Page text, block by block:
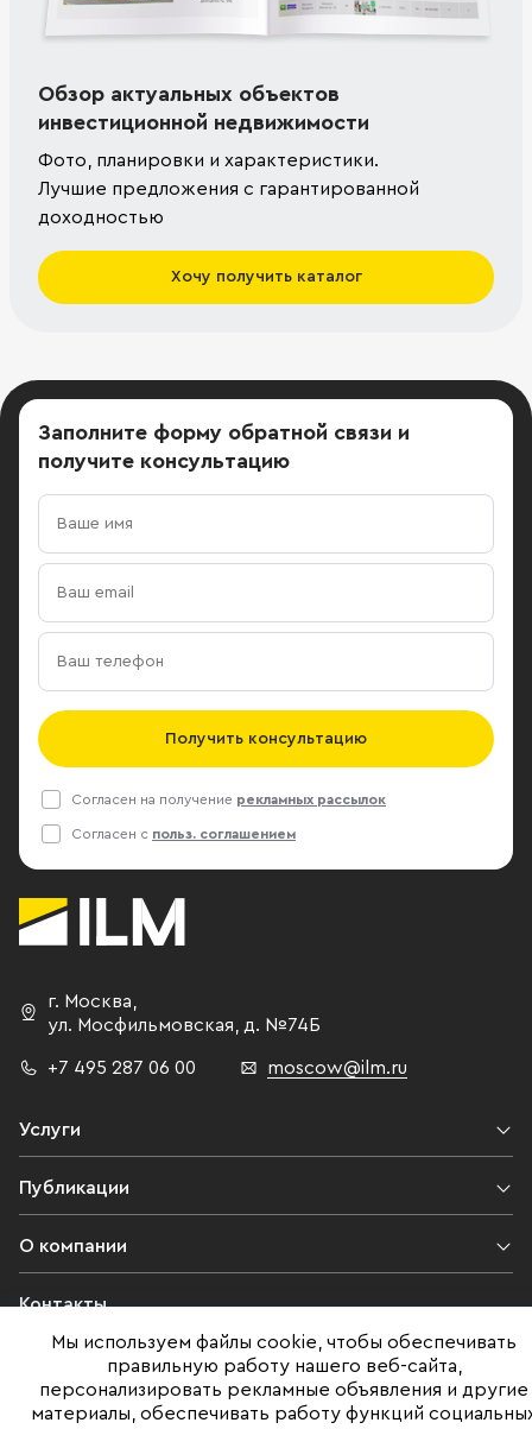
Обзор актуальных объектов
инвестиционной недвижимости
Фото, планировки и характеристики.
Лучшие предложения с гарантированной
доходностью
Хочу получить каталог
Заполните форму обратной связи и
получите консультацию
Получить консультацию
Согласен на получение рекламных рассылок
Согласен с польз. соглашением
г. Москва,
ул. Мосфильмовская, д. №74Б
+7 495 287 06 00 moscow@ilm.ru
Услуги
Публикации
О компании
Контакты
Юридическая информация
Мы используем файлы cookie, чтобы обеспечивать
правильную работу нашего веб-сайта,
персонализировать рекламные объявления и другие
материалы, обеспечивать работу функций